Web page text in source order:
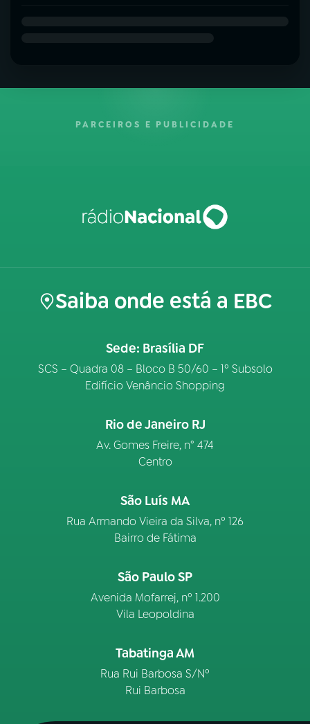
PARCEIROS E PUBLICIDADE
Saiba onde está a EBC
Sede: Brasília DF
SCS – Quadra 08 – Bloco B 50/60 – 1º Subsolo
Edifício Venâncio Shopping
Rio de Janeiro RJ
Av. Gomes Freire, n° 474
Centro
São Luís MA
Rua Armando Vieira da Silva, nº 126
Bairro de Fátima
São Paulo SP
Avenida Mofarrej, nº 1.200
Vila Leopoldina
Tabatinga AM
Rua Rui Barbosa S/Nº
Rui Barbosa